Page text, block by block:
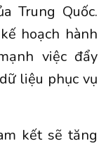
Trung Quốc.
hoạch hành
việc đẩy
liệu phục vụ
kết sẽ tăng